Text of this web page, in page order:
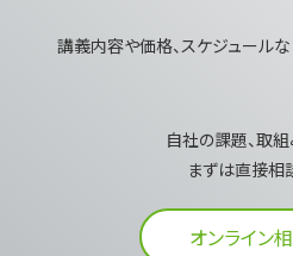
講義内容や価格、スケジュール
自社の課題、取
まずは直接相
オンライン